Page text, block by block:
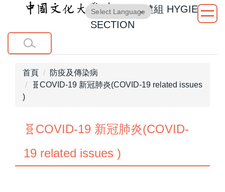
主
內
衛生保健組 HYGIENE
SECTION
Translate
首頁
防疫及傳染病
🧬COVID-19 新冠肺炎(COVID-19 related issues
)
🧬COVID-19 新冠肺炎(COVID-
19 related issues )